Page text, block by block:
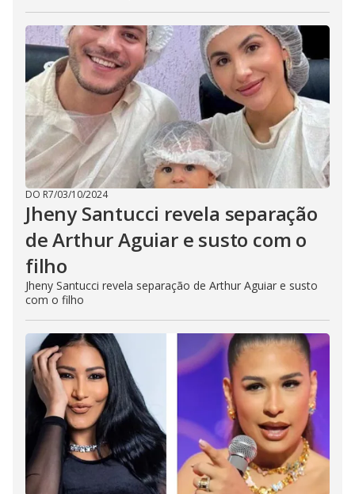
DO R7/03/10/2024
Jheny Santucci revela separação
de Arthur Aguiar e susto com o
filho
Jheny Santucci revela separação de Arthur Aguiar e susto
com o filho